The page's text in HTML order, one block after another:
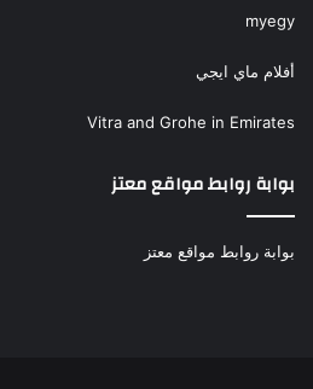
myegy
أفلام ماي ايجي
Vitra and Grohe in Emirates
بوابة روابط مواقع معتز
بوابة روابط مواقع معتز